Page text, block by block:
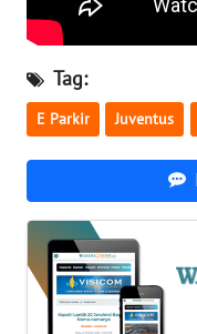
Tag:
E Parkir Juventus
JATENG
WN
JOGJA
WN